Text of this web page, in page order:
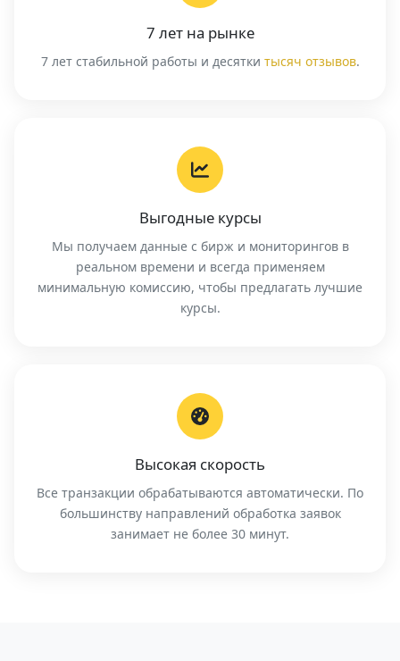
7 лет на рынке
7 лет стабильной работы и десятки тысяч отзывов.
Выгодные курсы
Мы получаем данные с бирж и мониторингов в
реальном времени и всегда применяем
минимальную комиссию, чтобы предлагать лучшие
курсы.
Высокая скорость
Все транзакции обрабатываются автоматически. По
большинству направлений обработка заявок
занимает не более 30 минут.